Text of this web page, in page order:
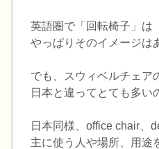
英語圏で「回転椅子」は
やっぱりそのイメージは
でも、スウィベルチェア
日本と違ってとても多い
日本同様、office chair、
主に使う人や場所、用途